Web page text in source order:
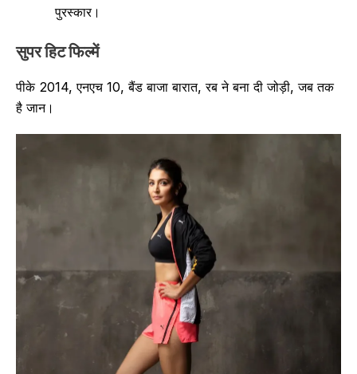
पुरस्कार।
सुपर हिट फिल्में
पीके 2014, एनएच 10, बैंड बाजा बारात, रब ने बना दी जोड़ी, जब तक
है जान।